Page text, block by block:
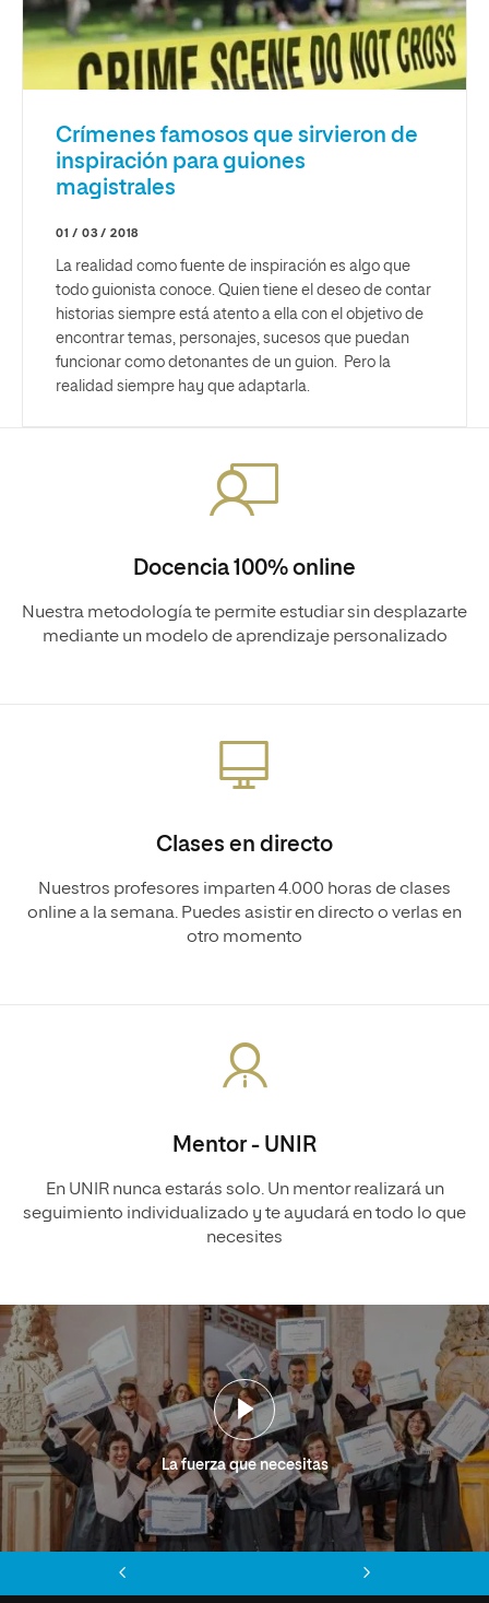
Crímenes famosos que sirvieron de
inspiración para guiones
magistrales
01 / 03 / 2018
La realidad como fuente de inspiración es algo que
todo guionista conoce. Quien tiene el deseo de contar
historias siempre está atento a ella con el objetivo de
encontrar temas, personajes, sucesos que puedan
funcionar como detonantes de un guion. Pero la
realidad siempre hay que adaptarla.
Docencia 100% online
Nuestra metodología te permite estudiar sin desplazarte
mediante un modelo de aprendizaje personalizado
Clases en directo
Nuestros profesores imparten 4.000 horas de clases
online a la semana. Puedes asistir en directo o verlas en
otro momento
Mentor - UNIR
En UNIR nunca estarás solo. Un mentor realizará un
seguimiento individualizado y te ayudará en todo lo que
necesites
La fuerza que necesitas